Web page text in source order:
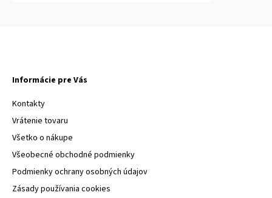
Informácie pre Vás
Kontakty
Vrátenie tovaru
Všetko o nákupe
Všeobecné obchodné podmienky
Podmienky ochrany osobných údajov
Zásady používania cookies